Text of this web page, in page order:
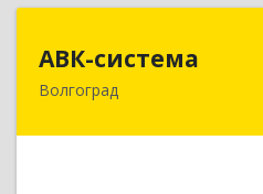
АВК-система
Волгоград400131,